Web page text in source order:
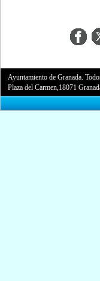
Ayuntamiento de Granada.
Plaza del Carmen,18071